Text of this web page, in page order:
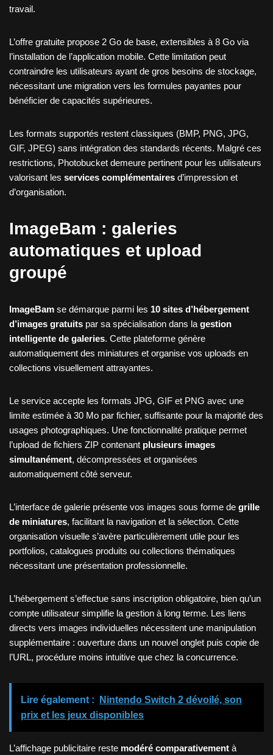
travail.
L’offre gratuite propose 2 Go de base, extensibles à 8 Go via
l’installation de l’application mobile. Cette limitation peut
contraindre les utilisateurs ayant de gros besoins de stockage,
nécessitant une migration vers les formules payantes pour
bénéficier de capacités supérieures.
Les formats supportés restent classiques (BMP, PNG, JPG,
GIF, JPEG) sans intégration des standards récents. Malgré ces
restrictions, Photobucket demeure pertinent pour les utilisateurs
valorisant les services complémentaires d’impression et
d’organisation.
ImageBam : galeries
automatiques et upload
groupé
ImageBam se démarque parmi les 10 sites d’hébergement
d’images gratuits par sa spécialisation dans la gestion
intelligente de galeries. Cette plateforme génère
automatiquement des miniatures et organise vos uploads en
collections visuellement attrayantes.
Le service accepte les formats JPG, GIF et PNG avec une
limite estimée à 30 Mo par fichier, suffisante pour la majorité des
usages photographiques. Une fonctionnalité pratique permet
l’upload de fichiers ZIP contenant plusieurs images
simultanément, décompressées et organisées
automatiquement côté serveur.
L’interface de galerie présente vos images sous forme de grille
de miniatures, facilitant la navigation et la sélection. Cette
organisation visuelle s’avère particulièrement utile pour les
portfolios, catalogues produits ou collections thématiques
nécessitant une présentation professionnelle.
L’hébergement s’effectue sans inscription obligatoire, bien qu’un
compte utilisateur simplifie la gestion à long terme. Les liens
directs vers images individuelles nécessitent une manipulation
supplémentaire : ouverture dans un nouvel onglet puis copie de
l’URL, procédure moins intuitive que chez la concurrence.
Lire également :
Nintendo Switch 2 dévoilé, son
prix et les jeux disponibles
L’affichage publicitaire reste modéré comparativement à